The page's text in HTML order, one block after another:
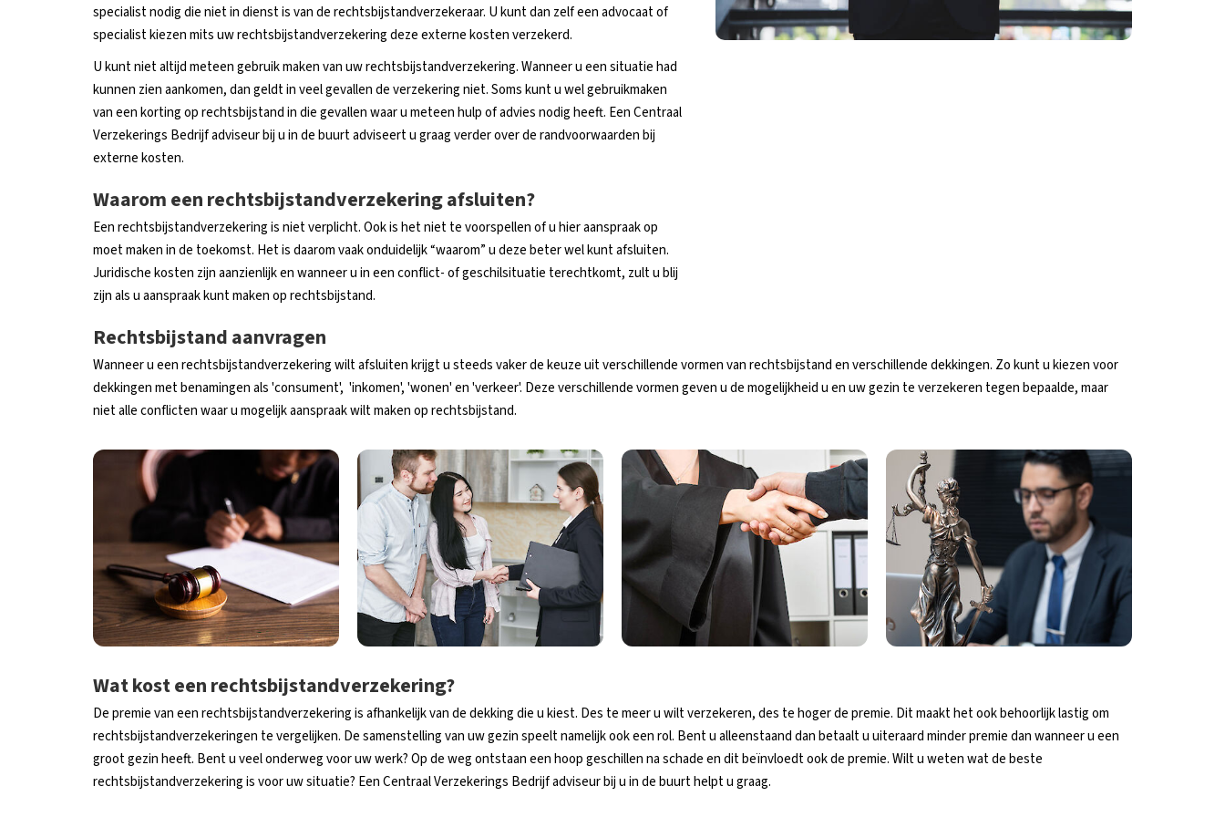
specialist nodig die niet in dienst is van de rechtsbijstandverzekeraar. U kunt dan zelf een advocaat of
specialist kiezen mits uw rechtsbijstandverzekering deze externe kosten verzekerd.
U kunt niet altijd meteen gebruik maken van uw rechtsbijstandverzekering. Wanneer u een situatie had
kunnen zien aankomen, dan geldt in veel gevallen de verzekering niet. Soms kunt u wel gebruikmaken
van een korting op rechtsbijstand in die gevallen waar u meteen hulp of advies nodig heeft. Een Centraal
Verzekerings Bedrijf adviseur bij u in de buurt adviseert u graag verder over de randvoorwaarden bij
externe kosten.
Waarom een rechtsbijstandverzekering afsluiten?
Een rechtsbijstandverzekering is niet verplicht. Ook is het niet te voorspellen of u hier aanspraak op
moet maken in de toekomst. Het is daarom vaak onduidelijk “waarom” u deze beter wel kunt afsluiten.
Juridische kosten zijn aanzienlijk en wanneer u in een conflict- of geschilsituatie terechtkomt, zult u blij
zijn als u aanspraak kunt maken op rechtsbijstand.
Rechtsbijstand aanvragen
Wanneer u een rechtsbijstandverzekering wilt afsluiten krijgt u steeds vaker de keuze uit verschillende vormen van rechtsbijstand en verschillende dekkingen. Zo kunt u kiezen voor
dekkingen met benamingen als 'consument', 'inkomen', 'wonen' en 'verkeer'. Deze verschillende vormen geven u de mogelijkheid u en uw gezin te verzekeren tegen bepaalde, maar
niet alle conflicten waar u mogelijk aanspraak wilt maken op rechtsbijstand.
Wat kost een rechtsbijstandverzekering?
De premie van een rechtsbijstandverzekering is afhankelijk van de dekking die u kiest. Des te meer u wilt verzekeren, des te hoger de premie. Dit maakt het ook behoorlijk lastig om
rechtsbijstandverzekeringen te vergelijken. De samenstelling van uw gezin speelt namelijk ook een rol. Bent u alleenstaand dan betaalt u uiteraard minder premie dan wanneer u een
groot gezin heeft. Bent u veel onderweg voor uw werk? Op de weg ontstaan een hoop geschillen na schade en dit beïnvloedt ook de premie. Wilt u weten wat de beste
rechtsbijstandverzekering is voor uw situatie? Een Centraal Verzekerings Bedrijf adviseur bij u in de buurt helpt u graag.